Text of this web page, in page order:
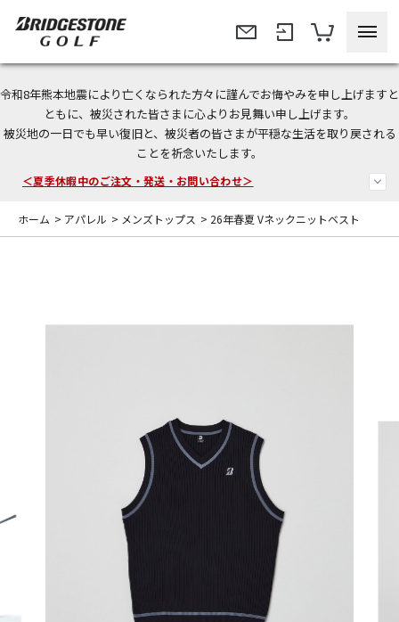
令和8年熊本地震により亡くなられた方々に謹んでお悔やみを申し上げますと
ともに、被災された皆さまに心よりお見舞い申し上げます。
被災地の一日でも早い復旧と、被災者の皆さまが平穏な生活を取り戻される
ことを祈念いたします。
今なら新規会員登録で1,000円OFFクーポンプレゼント！
＜商品配送に関するお知らせ＞
＜夏季休暇中のご注文・発送・お問い合わせ＞
ホーム > アパレル > メンズトップス > 26年春夏 Vネックニットベスト